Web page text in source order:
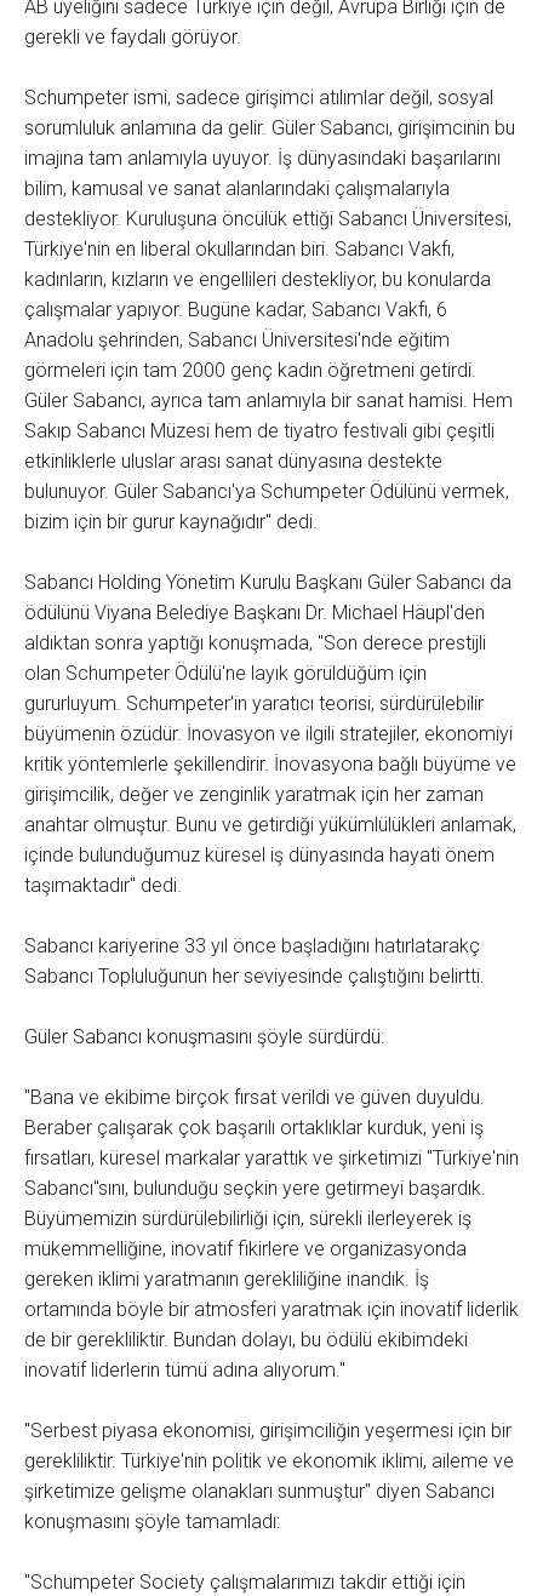
AB üyeliğini sadece Türkiye için değil, Avrupa Birliği için de
gerekli ve faydalı görüyor.
Schumpeter ismi, sadece girişimci atılımlar değil, sosyal
sorumluluk anlamına da gelir. Güler Sabancı, girişimcinin bu
imajına tam anlamıyla uyuyor. İş dünyasındaki başarılarını
bilim, kamusal ve sanat alanlarındaki çalışmalarıyla
destekliyor. Kuruluşuna öncülük ettiği Sabancı Üniversitesi,
Türkiye'nin en liberal okullarından biri. Sabancı Vakfı,
kadınların, kızların ve engellileri destekliyor, bu konularda
çalışmalar yapıyor. Bugüne kadar, Sabancı Vakfı, 6
Anadolu şehrinden, Sabancı Üniversitesi'nde eğitim
görmeleri için tam 2000 genç kadın öğretmeni getirdi.
Güler Sabancı, ayrıca tam anlamıyla bir sanat hamisi. Hem
Sakıp Sabancı Müzesi hem de tiyatro festivali gibi çeşitli
etkinliklerle uluslar arası sanat dünyasına destekte
bulunuyor. Güler Sabancı'ya Schumpeter Ödülünü vermek,
bizim için bir gurur kaynağıdır" dedi.
Sabancı Holding Yönetim Kurulu Başkanı Güler Sabancı da
ödülünü Viyana Belediye Başkanı Dr. Michael Häupl'den
aldıktan sonra yaptığı konuşmada, "Son derece prestijli
olan Schumpeter Ödülü'ne layık görüldüğüm için
gururluyum. Schumpeter'in yaratıcı teorisi, sürdürülebilir
büyümenin özüdür. İnovasyon ve ilgili stratejiler, ekonomiyi
kritik yöntemlerle şekillendirir. İnovasyona bağlı büyüme ve
girişimcilik, değer ve zenginlik yaratmak için her zaman
anahtar olmuştur. Bunu ve getirdiği yükümlülükleri anlamak,
içinde bulunduğumuz küresel iş dünyasında hayati önem
taşımaktadır" dedi.
Sabancı kariyerine 33 yıl önce başladığını hatırlatarakç
Sabancı Topluluğunun her seviyesinde çalıştığını belirtti.
Güler Sabancı konuşmasını şöyle sürdürdü:
"Bana ve ekibime birçok fırsat verildi ve güven duyuldu.
Beraber çalışarak çok başarılı ortaklıklar kurduk, yeni iş
fırsatları, küresel markalar yarattık ve şirketimizi "Türkiye'nin
Sabancı"sını, bulunduğu seçkin yere getirmeyi başardık.
Büyümemizin sürdürülebilirliği için, sürekli ilerleyerek iş
mükemmelliğine, inovatif fikirlere ve organizasyonda
gereken iklimi yaratmanın gerekliliğine inandık. İş
ortamında böyle bir atmosferi yaratmak için inovatif liderlik
de bir gerekliliktir. Bundan dolayı, bu ödülü ekibimdeki
inovatif liderlerin tümü adına alıyorum."
"Serbest piyasa ekonomisi, girişimciliğin yeşermesi için bir
gerekliliktir. Türkiye'nin politik ve ekonomik iklimi, aileme ve
şirketimize gelişme olanakları sunmuştur" diyen Sabancı
konuşmasını şöyle tamamladı:
"Schumpeter Society çalışmalarımızı takdir ettiği için